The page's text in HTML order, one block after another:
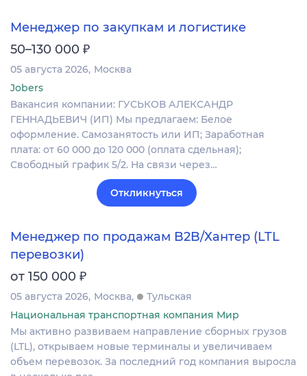
Менеджер по закупкам и логистике
50–130 000 ₽
05 августа 2026 Москва
Jobers
Вакансия компании: ГУСЬКОВ АЛЕКСАНДР
ГЕННАДЬЕВИЧ (ИП) Мы предлагаем: Белое
оформление. Самозанятость или ИП; Заработная
плата: от 60 000 до 120 000 (оплата сдельная);
Свободный график 5/2. На связи через…
Откликнуться
Менеджер по продажам B2B/Хантер (LTL
перевозки)
от 150 000 ₽
05 августа 2026 Москва
Тульская
Национальная транспортная компания Мир
Мы активно развиваем направление сборных грузов
(LTL), открываем новые терминалы и увеличиваем
объем перевозок. За последний год компания выросла